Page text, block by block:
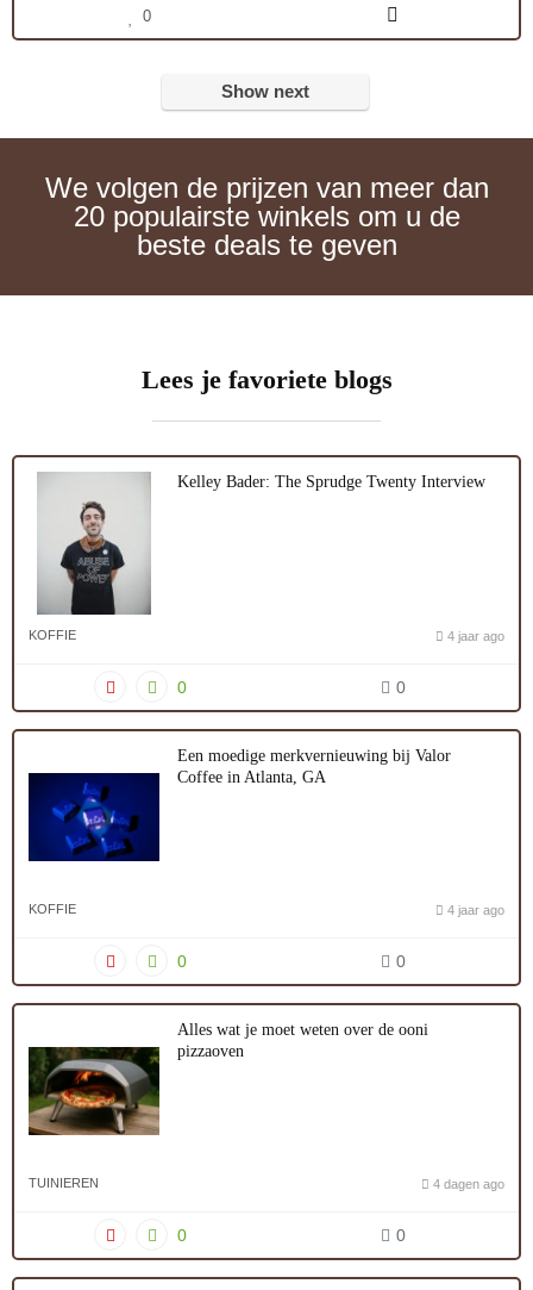
0
Show next
We volgen de prijzen van meer dan
20 populairste winkels om u de
beste deals te geven
Lees je favoriete blogs
Kelley Bader: The Sprudge Twenty Interview
KOFFIE 4 jaar ago
0 0
Een moedige merkvernieuwing bij Valor
Coffee in Atlanta, GA
KOFFIE 4 jaar ago
0 0
Alles wat je moet weten over de ooni
pizzaoven
TUINIEREN 4 dagen ago
0 0